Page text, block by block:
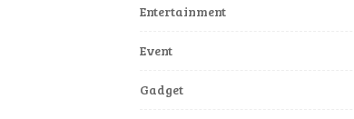
Entertainment
Event
Gadget